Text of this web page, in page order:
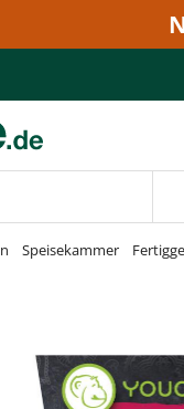
Speisekammer